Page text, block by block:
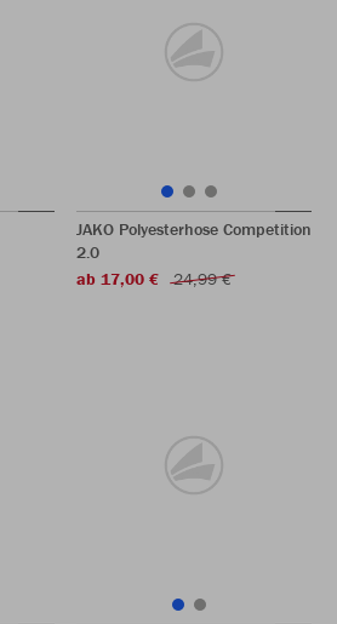
JAKO Polyesterhose Competition
2.0
ab 17,00 €
24,99 €